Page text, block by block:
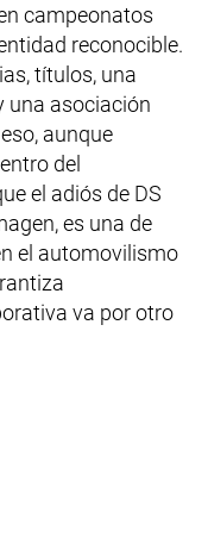
campeonatos
reconocible.
títulos, una
una asociación
aunque
del
el adiós de DS
es una de
el automovilismo
va por otro